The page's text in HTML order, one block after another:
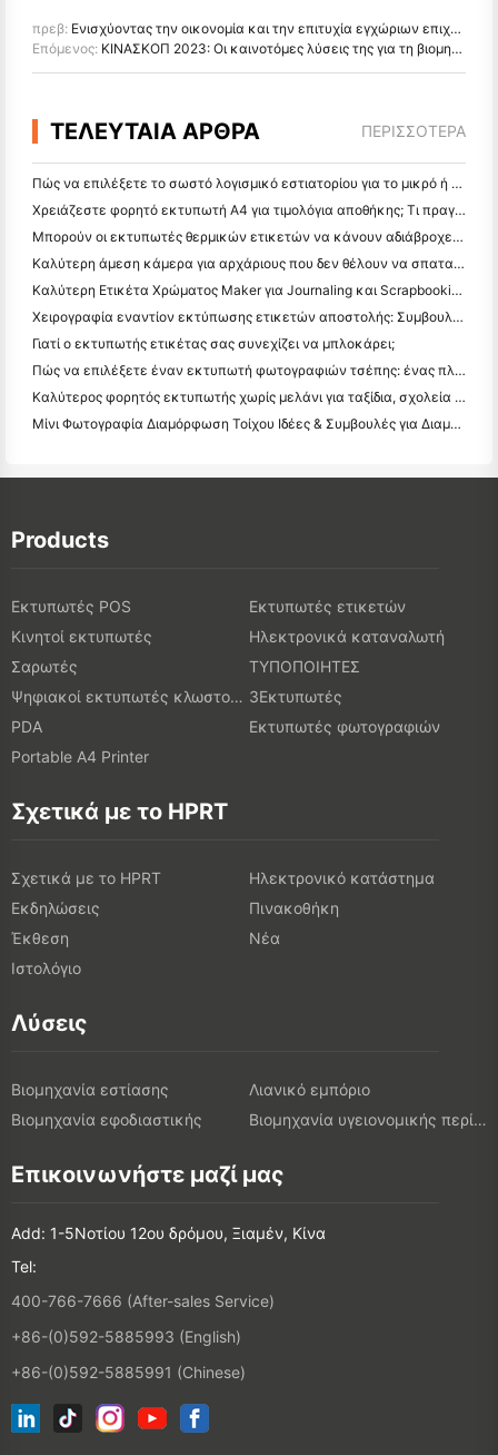
πρεβ: Ενισχύοντας την οικονομία και την επιτυχία εγχώριων επιχειρήσεων με εκτυπωτές θερμικής μεταφοράς
Επόμενος: ΚΙΝΑΣΚΟΠ 2023: Οι καινοτόμες λύσεις της για τη βιομηχανία
ΤΕΛΕΥΤΑΙΑ ΑΡΘΡΑ ΠΕΡΙΣΣΌΤΕΡΑ
Πώς να επιλέξετε το σωστό λογισμικό εστιατορίου για το μικρό ή μεσαίο σας εστιατόριο
Χρειάζεστε φορητό εκτυπωτή A4 για τιμολόγια αποθήκης; Τι πραγματικά λειτουργεί
Μπορούν οι εκτυπωτές θερμικών ετικετών να κάνουν αδιάβροχες ετικέτες για προϊόντα μικρών επιχειρήσεων;
Καλύτερη άμεση κάμερα για αρχάριους που δεν θέλουν να σπαταλήσουν χαρτί
Καλύτερη Ετικέτα Χρώματος Maker για Journaling και Scrapbooking: Προσθέστε Περισσότερο Χρώμα σε Κάθε Σελίδα
Χειρογραφία εναντίον εκτύπωσης ετικετών αποστολής: Συμβουλές για τις μικρές επιχειρήσεις το 2026
Γιατί ο εκτυπωτής ετικέτας σας συνεχίζει να μπλοκάρει;
Πώς να επιλέξετε έναν εκτυπωτή φωτογραφιών τσέπης: ένας πλήρης οδηγός για τους χρήστες ημερολογίου, ταξιδιών και iPhone
Καλύτερος φορητός εκτυπωτής χωρίς μελάνι για ταξίδια, σχολεία και κινητή εργασία: Hanin MT620 Pro Review
Μίνι Φωτογραφία Διαμόρφωση Τοίχου Ιδέες & Συμβουλές για Διαμόρφωση Υπνοδωματίου και Κοιτώνα
Products
Εκτυπωτές POS
Εκτυπωτές ετικετών
Κινητοί εκτυπωτές
Ηλεκτρονικά καταναλωτή
Σαρωτές
ΤΥΠΟΠΟΙΗΤΕΣ
Ψηφιακοί εκτυπωτές κλωστοϋφαντουργικών προϊόντων 3Εκτυπωτές
PDA
Εκτυπωτές φωτογραφιών
Portable A4 Printer
Σχετικά με το HPRT
Σχετικά με το HPRT
Ηλεκτρονικό κατάστημα
Εκδηλώσεις
Πινακοθήκη
Έκθεση
Νέα
Ιστολόγιο
Λύσεις
Βιομηχανία εστίασης
Λιανικό εμπόριο
Βιομηχανία εφοδιαστικής
Βιομηχανία υγειονομικής περίθαλψης
Επικοινωνήστε μαζί μας
Add: 1-5Νοτίου 12ου δρόμου, Ξιαμέν, Κίνα
Tel:
400-766-7666 (After-sales Service)
+86-(0)592-5885993 (English)
+86-(0)592-5885991 (Chinese)